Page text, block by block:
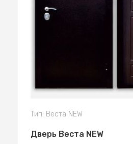
Тип: Веста NEW
Дверь Веста NEW